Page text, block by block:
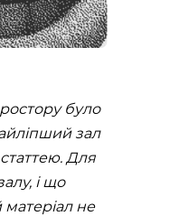
було
зал
Для
і що
не